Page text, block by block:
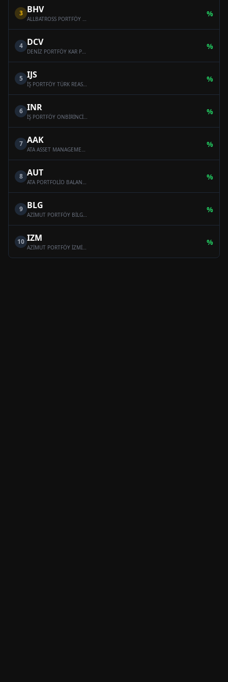
3 BHV
ALLBATROSS PORTFÖY BAHAR HİSSE SENEDİ SERBEST FON (HİSSE SENEDİ YOĞUN FON)
%
4 DCV
DENİZ PORTFÖY KAR PAYI ÖDEYEN SERBEST (DÖVİZ) FON
%
5 IJS
İŞ PORTFÖY TÜRK REASÜRANS SERBEST ÖZEL FON
%
6 INR
İŞ PORTFÖY ONBİRİNCİ SERBEST (DÖVİZ) FON
%
7 AAK
ATA ASSET MANAGEMENT MULTI-ASSET VARIABLE FUND
%
8 AUT
ATA PORTFOLİO BALANCED VARİABLE FUND
%
9 BLG
AZİMUT PORTFÖY BİLGE SERBEST ÖZEL FON
%
10 IZM
AZİMUT PORTFÖY İZMİR SERBEST (TL) ÖZEL FON
%